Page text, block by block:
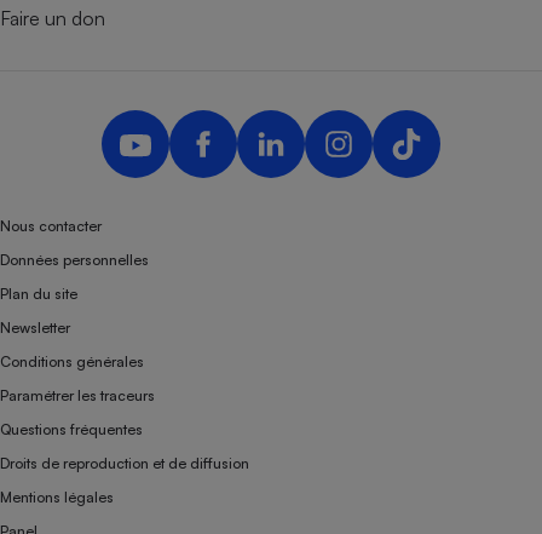
Faire un don
Nous contacter
Données personnelles
Plan du site
Newsletter
Conditions générales
Paramétrer les traceurs
Questions fréquentes
Droits de reproduction et de diffusion
Mentions légales